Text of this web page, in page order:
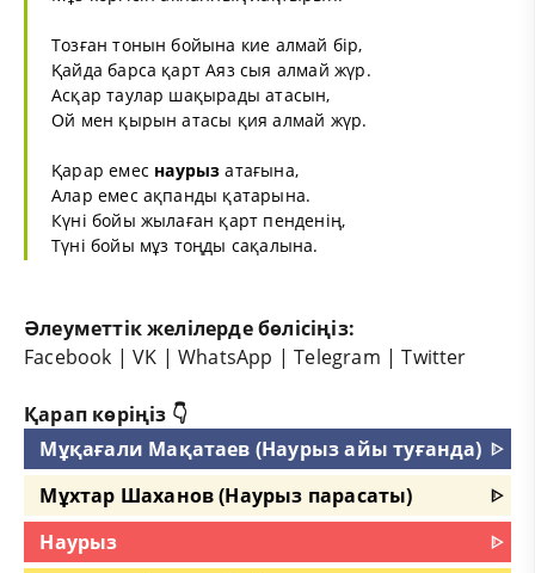
Тозған тонын бойына кие алмай бір,
Қайда барса қарт Аяз сыя алмай жүр.
Асқар таулар шақырады атасын,
Ой мен қырын атасы қия алмай жүр.
Қарар емес наурыз атағына,
Алар емес ақпанды қатарына.
Күні бойы жылаған қарт пенденің,
Түні бойы мұз тоңды сақалына.
Әлеуметтік желілерде бөлісіңіз:
Facebook |VK |WhatsApp |Telegram |Twitter
Қарап көріңіз 👇
Мұқағали Мақатаев (Наурыз айы туғанда) ᐈ
Мұхтар Шаханов (Наурыз парасаты)
ᐈ
Наурыз
ᐈ